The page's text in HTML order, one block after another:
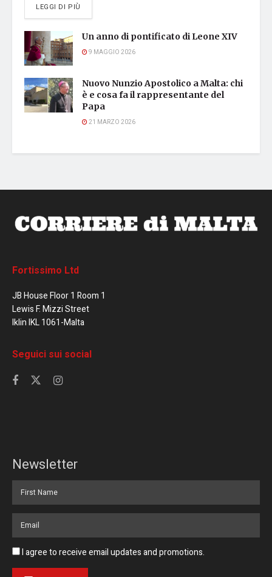
LEGGI DI PIÙ
Un anno di pontificato di Leone XIV
9 MAGGIO 2026
Nuovo Nunzio Apostolico a Malta: chi
è e cosa fa il rappresentante del
Papa
21 MARZO 2026
Fortissimo Ltd
JB House Floor 1 Room 1
Lewis F. Mizzi Street
Iklin IKL 1061-Malta
Seguici sui social
Newsletter
I agree to receive email updates and promotions.